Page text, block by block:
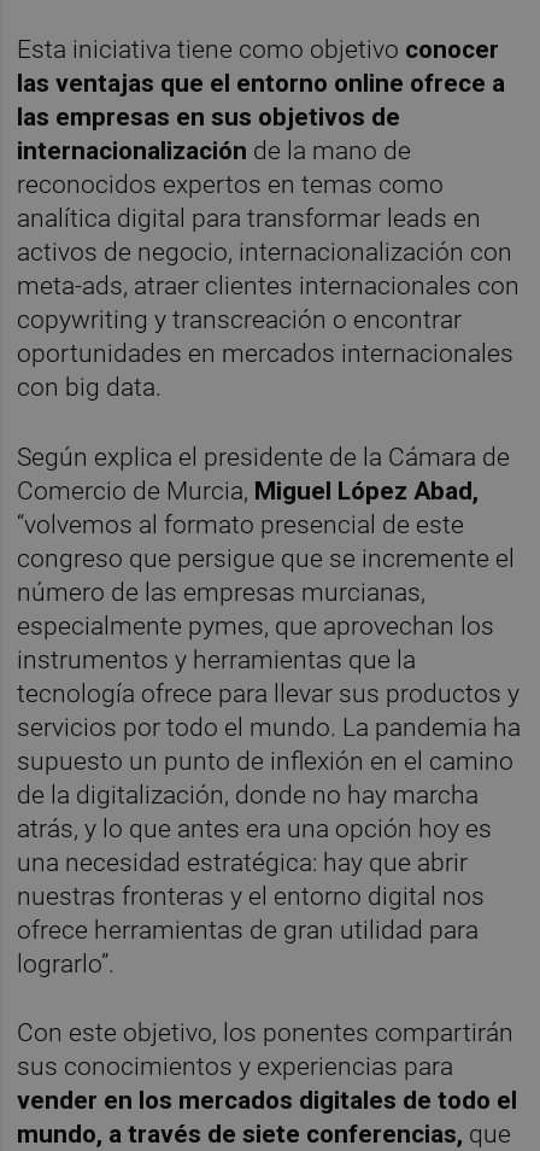
Esta iniciativa tiene como objetivo conocer
las ventajas que el entorno online ofrece a
las empresas en sus objetivos de
internacionalización de la mano de
reconocidos expertos en temas como
analítica digital para transformar leads en
activos de negocio, internacionalización con
meta-ads, atraer clientes internacionales con
copywriting y transcreación o encontrar
oportunidades en mercados internacionales
con big data.
Según explica el presidente de la Cámara de
Comercio de Murcia, Miguel López Abad,
“volvemos al formato presencial de este
congreso que persigue que se incremente el
número de las empresas murcianas,
especialmente pymes, que aprovechan los
instrumentos y herramientas que la
tecnología ofrece para llevar sus productos y
servicios por todo el mundo. La pandemia ha
supuesto un punto de inflexión en el camino
de la digitalización, donde no hay marcha
atrás, y lo que antes era una opción hoy es
una necesidad estratégica: hay que abrir
nuestras fronteras y el entorno digital nos
ofrece herramientas de gran utilidad para
lograrlo”.
Con este objetivo, los ponentes compartirán
sus conocimientos y experiencias para
vender en los mercados digitales de todo el
mundo, a través de siete conferencias, que